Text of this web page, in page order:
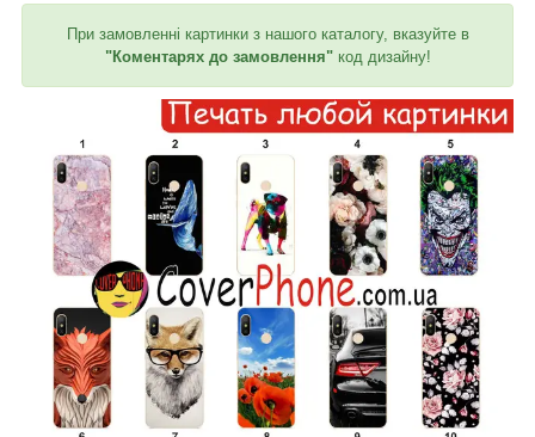
При замовленні картинки з нашого каталогу, вказуйте в
"Коментарях до замовлення"код дизайну!